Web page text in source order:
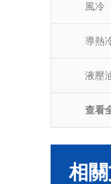
風冷
導熱
液壓
查看
相關